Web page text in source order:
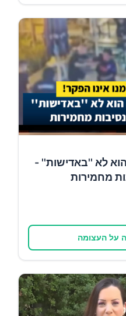
לא ''באדישות'' -
מחמירות
על העצומה